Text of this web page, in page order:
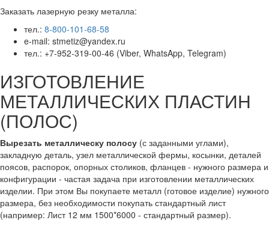
Заказать лазерную резку металла:
тел.: 8-800-101-68-58
e-mail: stmetiz@yandex.ru
тел.: +7-952-319-00-46 (Viber, WhatsApp, Telegram)
ИЗГОТОВЛЕНИЕ
МЕТАЛЛИЧЕСКИХ ПЛАСТИН
(ПОЛОС)
Вырезать металлическу полосу (с заданными углами),
закладную деталь, узел металлической фермы, косынки, деталей
поясов, распорок, опорных столиков, фланцев - нужного размера и
конфигурации - частая задача при изготовлении металлических
изделии. При этом Вы покупаете металл (готовое изделие) нужного
размера, без необходимости покупать стандартный лист
(например: Лист 12 мм 1500*6000 - стандартный размер).